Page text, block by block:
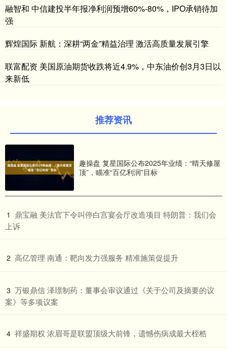
融智和 中信建投半年报净利润预增60%-80%，IPO承销待加
强
辉煌国际 新航：深耕“两金”精益治理 激活高质量发展引擎
联富配资 美国原油期货收跌将近4.9%，中东油价创3月3日以
来新低
推荐资讯
趣操盘 复星国际公布2025年业绩：“晴天修屋
顶”，瞄准“百亿利润”目标
1 ​鼎宝融 美法官下令叫停白宫宴会厅改造项目 特朗普：我们会
上诉
2 ​高亿管理 南通：靶向发力强服务 精准施策促提升
3 ​万银鼎信 泽璟制药：董事会审议通过《关于公司及摘要的议
案》等多项议案
4 ​祥盛期权 浓眉哥是联盟顶级大前锋，遗憾伤病成最大桎梏